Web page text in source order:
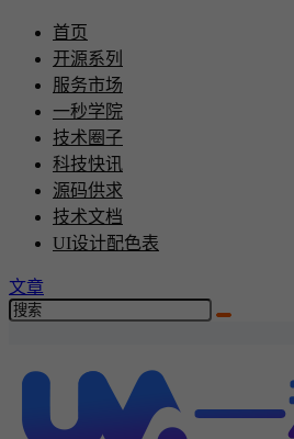
首页
开源系列
服务市场
一秒学院
技术圈子
科技快讯
源码供求
技术文档
UI设计配色表
文章